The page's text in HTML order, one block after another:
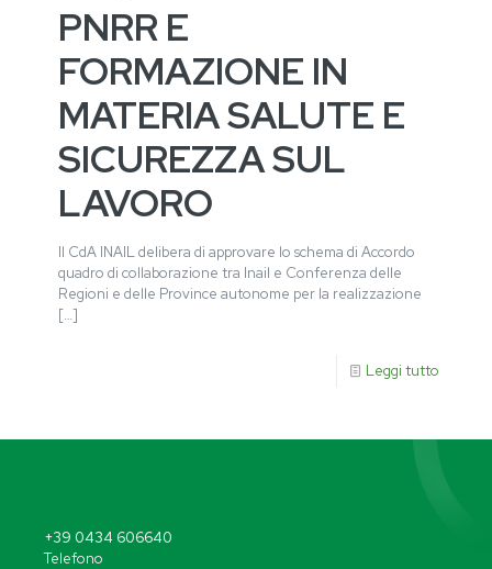
PNRR E
FORMAZIONE IN
MATERIA SALUTE E
SICUREZZA SUL
LAVORO
Il CdA INAIL delibera di approvare lo schema di Accordo
quadro di collaborazione tra Inail e Conferenza delle
Regioni e delle Province autonome per la realizzazione
[…]
Leggi tutto
+39 0434 606640
Telefono